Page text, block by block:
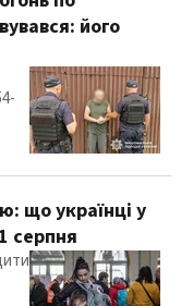
його
що українці у
серпня